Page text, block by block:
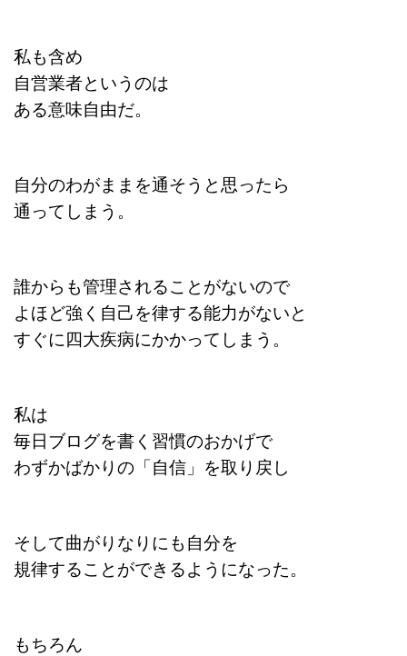
私も含め
自営業者というのは
ある意味自由だ。
自分のわがままを通そうと思ったら
通ってしまう。
誰からも管理されることがないので
よほど強く自己を律する能力がないと
すぐに四大疾病にかかってしまう。
私は
毎日ブログを書く習慣のおかげで
わずかばかりの「自信」を取り戻し
そして曲がりなりにも自分を
規律することができるようになった。
もちろん